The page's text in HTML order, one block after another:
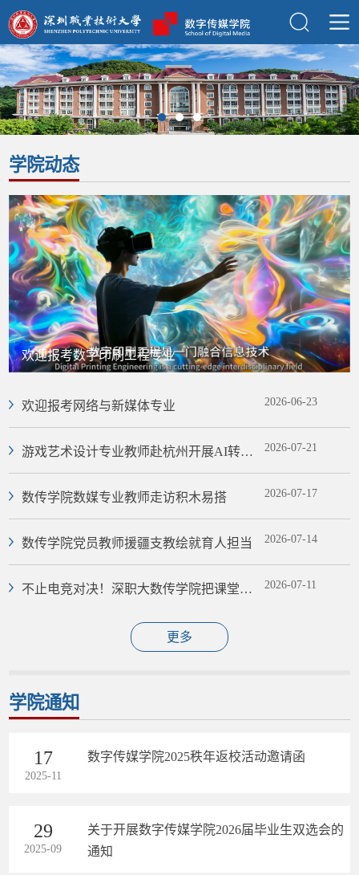
学院动态
欢迎报考数字印刷工程专业
欢迎报考网络与新媒体专业 2026-06-23
游戏艺术设计专业教师赴杭州开展AI转型
校企调研
2026-07-21
数传学院数媒专业教师走访积木易搭 2026-07-17
数传学院党员教师援疆支教绘就育人担当 2026-07-14
不止电竞对决！深职大数传学院把课堂搬
2026-07-11
更多
学院通知
17
2025-11
数字传媒学院2025秩年返校活动邀请函
29
2025-09
关于开展数字传媒学院2026届毕业生双选会的
通知